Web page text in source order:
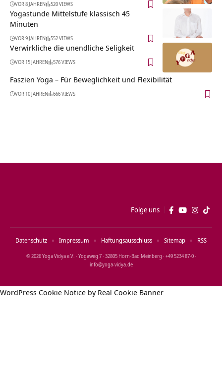
VOR 8 JAHREN 520 VIEWS
Yogastunde Mittelstufe klassisch 45
Minuten
VOR 9 JAHREN 552 VIEWS
Verwirkliche die unendliche Seligkeit
VOR 15 JAHREN 576 VIEWS
Faszien Yoga – Für Beweglichkeit und Flexibilität
VOR 10 JAHREN 666 VIEWS
Folge uns
© 2026 Yoga Vidya e.V. · Yogaweg 7 · 32805 Horn‑Bad Meinberg · +49 5234 87‑0 ·
info@yoga‑vidya.de
Datenschutz Impressum Haftungsausschluss Sitemap RSS
WordPress Cookie Notice by Real Cookie Banner